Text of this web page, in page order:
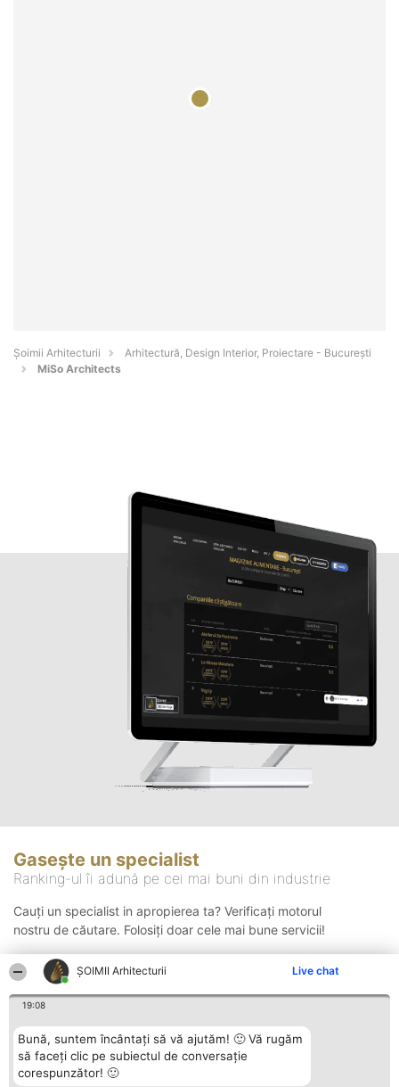
ȘOIMII Arhitecturii Live chat
19:08
Bună, suntem încântați să vă ajutăm! 🙂 Vă rugăm
să faceți clic pe subiectul de conversație
corespunzător! 🙂
Șoimii Arhitecturii
Arhitectură, Design Interior, Proiectare - Bucureşti
MiSo Architects
Gasește un specialist
Ranking-ul îi adună pe cei mai buni din industrie
Cauți un specialist in apropierea ta? Verificați motorul
nostru de căutare. Folosiți doar cele mai bune servicii!